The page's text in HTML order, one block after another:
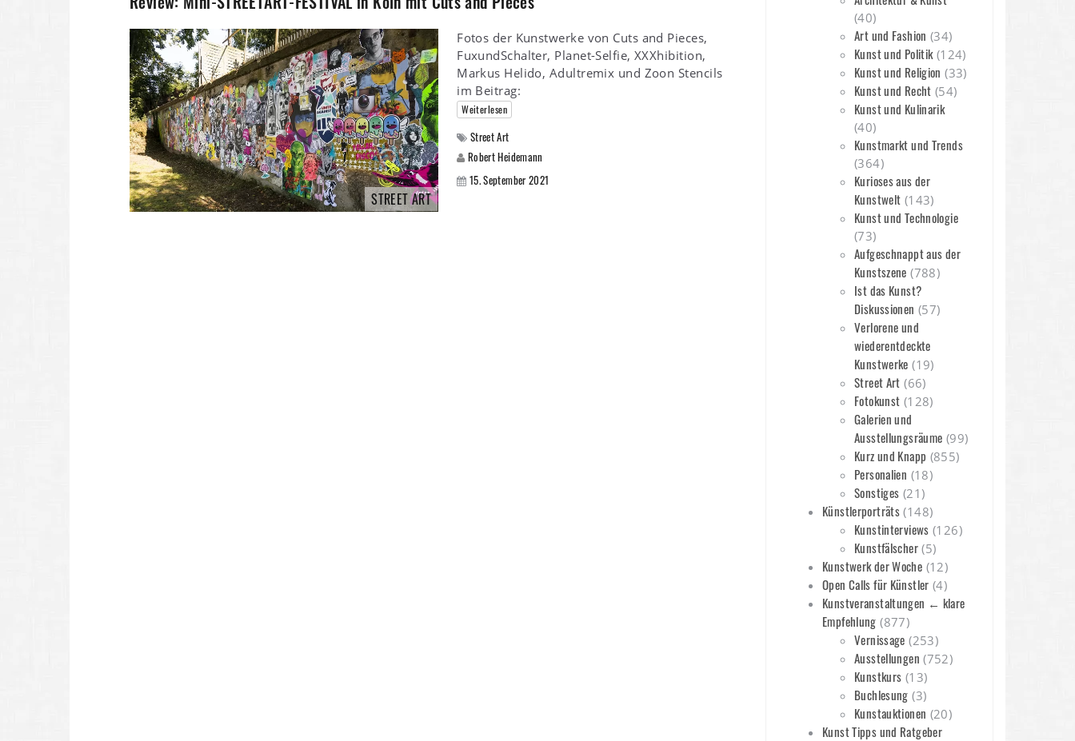
STREET ART
Fotos der Kunstwerke von Cuts and Pieces,
FuxundSchalter, Planet-Selfie, XXXhibition,
Markus Helido, Adultremix und Zoon Stencils
im Beitrag:
Weiterlesen
Street Art
Robert Heidemann
15. September 2021
(40)
Art und Fashion (34)
Kunst und Politik(124)
Kunst und Religion (33)
Kunst und Recht (54)
Kunst und Kulinarik
(40)
Kunstmarkt und Trends
(364)
Kurioses aus der
Kunstwelt (143)
Kunst und Technologie
(73)
Aufgeschnappt aus der
Kunstszene (788)
Ist das Kunst?
Diskussionen (57)
Verlorene und
wiederentdeckte
Kunstwerke (19)
Street Art (66)
Fotokunst (128)
Galerien und
Ausstellungsräume (99)
Kurz und Knapp (855)
Personalien (18)
Sonstiges (21)
Künstlerporträts (148)
Kunstinterviews (126)
Kunstfälscher(5)
Kunstwerk der Woche (12)
Open Calls für Künstler (4)
Kunstveranstaltungen ← klare
Empfehlung (877)
Vernissage (253)
Ausstellungen (752)
Kunstkurs (13)
Buchlesung (3)
Kunstauktionen (20)
Kunst Tipps und Ratgeber